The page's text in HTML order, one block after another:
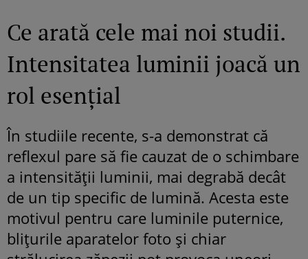
Ce arată cele mai noi studii.
Intensitatea luminii joacă un
rol esențial
În studiile recente, s-a demonstrat că
reflexul pare să fie cauzat de o schimbare
a intensității luminii, mai degrabă decât
de un tip specific de lumină. Acesta este
motivul pentru care luminile puternice,
blițurile aparatelor foto și chiar